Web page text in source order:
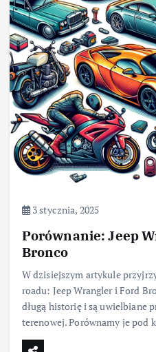
3 stycznia, 2025
Porównanie: Jeep
Bronco
W dzisiejszym artykule
roadu: Jeep Wrangler i Ford
długą historię i są uwielbiane
terenowej. Porównamy je pod